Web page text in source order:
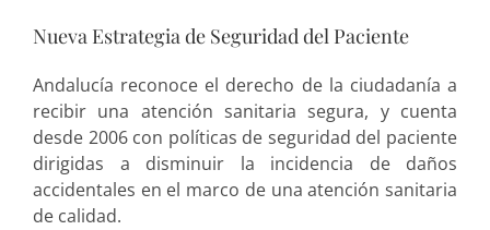
Nueva Estrategia de Seguridad del Paciente
Andalucía reconoce el derecho de la ciudadanía a
recibir una atención sanitaria segura, y cuenta
desde 2006 con políticas de seguridad del paciente
dirigidas a disminuir la incidencia de daños
accidentales en el marco de una atención sanitaria
de calidad.